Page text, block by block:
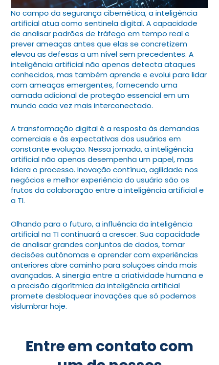
No campo da segurança cibernética, a inteligência
artificial atua como sentinela digital. A capacidade
de analisar padrões de tráfego em tempo real e
prever ameaças antes que elas se concretizem
elevou as defesas a um nível sem precedentes. A
inteligência artificial não apenas detecta ataques
conhecidos, mas também aprende e evolui para lidar
com ameaças emergentes, fornecendo uma
camada adicional de proteção essencial em um
mundo cada vez mais interconectado.
A transformação digital é a resposta às demandas
comerciais e às expectativas dos usuários em
constante evolução. Nessa jornada, a inteligência
artificial não apenas desempenha um papel, mas
lidera o processo. Inovação contínua, agilidade nos
negócios e melhor experiência do usuário são os
frutos da colaboração entre a inteligência artificial e
a TI.
Olhando para o futuro, a influência da inteligência
artificial na TI continuará a crescer. Sua capacidade
de analisar grandes conjuntos de dados, tomar
decisões autônomas e aprender com experiências
anteriores abre caminho para soluções ainda mais
avançadas. A sinergia entre a criatividade humana e
a precisão algorítmica da inteligência artificial
promete desbloquear inovações que só podemos
vislumbrar hoje.
Entre em contato com